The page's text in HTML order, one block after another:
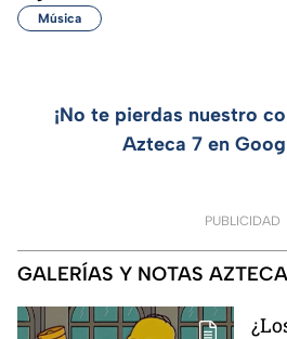
Música
¡No te pierdas nuestro
Azteca 7 en
PUBLICIDAD
GALERÍAS Y NOTAS